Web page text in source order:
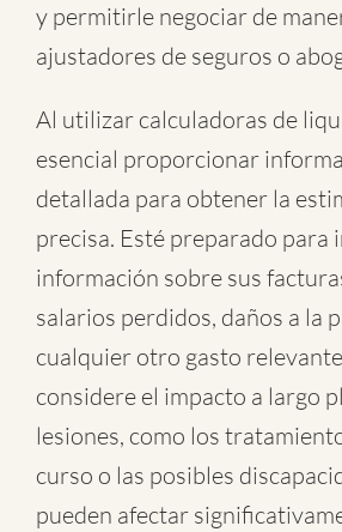
y permitirle negociar de
ajustadores de seguros o
Al utilizar calculadoras de
esencial proporcionar
detallada para obtener la
precisa. Esté preparado para
información sobre sus
salarios perdidos, daños a la
cualquier otro gasto
considere el impacto a largo
lesiones, como los
curso o las posibles
pueden afectar